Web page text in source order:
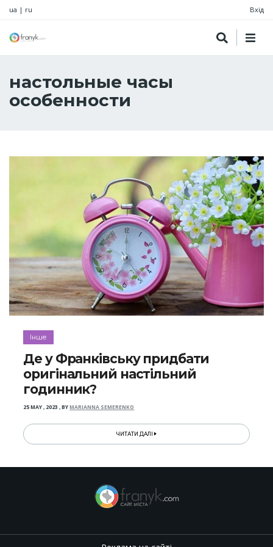
ua | ru Вхід
настольные часы
особенности
Інше
Де у Франківську придбати
оригінальний настільний
годинник?
25 MAY , 2023 ,BYMARIANNA SEMERENKO
ЧИТАТИ ДАЛІ